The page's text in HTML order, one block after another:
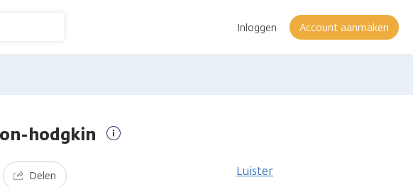
Inloggen Account aanmaken
hodgkin
Delen Luister